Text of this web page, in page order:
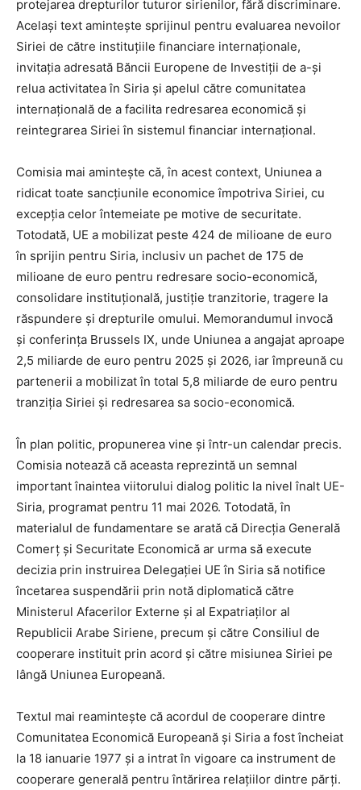
protejarea drepturilor tuturor sirienilor, fără discriminare.
Același text amintește sprijinul pentru evaluarea nevoilor
Siriei de către instituțiile financiare internaționale,
invitația adresată Băncii Europene de Investiții de a-și
relua activitatea în Siria și apelul către comunitatea
internațională de a facilita redresarea economică și
reintegrarea Siriei în sistemul financiar internațional.
Comisia mai amintește că, în acest context, Uniunea a
ridicat toate sancțiunile economice împotriva Siriei, cu
excepția celor întemeiate pe motive de securitate.
Totodată, UE a mobilizat peste 424 de milioane de euro
în sprijin pentru Siria, inclusiv un pachet de 175 de
milioane de euro pentru redresare socio-economică,
consolidare instituțională, justiție tranzitorie, tragere la
răspundere și drepturile omului. Memorandumul invocă
și conferința Brussels IX, unde Uniunea a angajat aproape
2,5 miliarde de euro pentru 2025 și 2026, iar împreună cu
partenerii a mobilizat în total 5,8 miliarde de euro pentru
tranziția Siriei și redresarea sa socio-economică.
În plan politic, propunerea vine și într-un calendar precis.
Comisia notează că aceasta reprezintă un semnal
important înaintea viitorului dialog politic la nivel înalt UE-
Siria, programat pentru 11 mai 2026. Totodată, în
materialul de fundamentare se arată că Direcția Generală
Comerț și Securitate Economică ar urma să execute
decizia prin instruirea Delegației UE în Siria să notifice
încetarea suspendării prin notă diplomatică către
Ministerul Afacerilor Externe și al Expatriaților al
Republicii Arabe Siriene, precum și către Consiliul de
cooperare instituit prin acord și către misiunea Siriei pe
lângă Uniunea Europeană.
Textul mai reamintește că acordul de cooperare dintre
Comunitatea Economică Europeană și Siria a fost încheiat
la 18 ianuarie 1977 și a intrat în vigoare ca instrument de
cooperare generală pentru întărirea relațiilor dintre părți.